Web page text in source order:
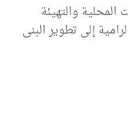
المحلية والتهيئة
إلى تطوير البنى